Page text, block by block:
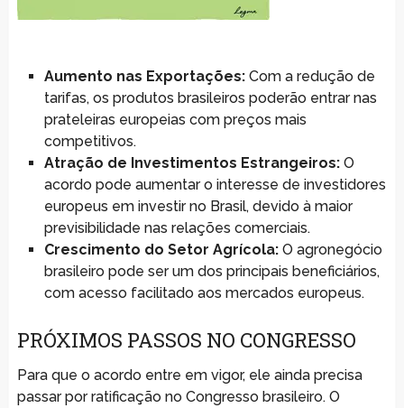
Aumento nas Exportações:Com a redução de
tarifas, os produtos brasileiros poderão entrar nas
prateleiras europeias com preços mais
competitivos.
Atração de Investimentos Estrangeiros:O
acordo pode aumentar o interesse de investidores
europeus em investir no Brasil, devido à maior
previsibilidade nas relações comerciais.
Crescimento do Setor Agrícola:O agronegócio
brasileiro pode ser um dos principais beneficiários,
com acesso facilitado aos mercados europeus.
PRÓXIMOS PASSOS NO CONGRESSO
Para que o acordo entre em vigor, ele ainda precisa
passar por ratificação no Congresso brasileiro. O